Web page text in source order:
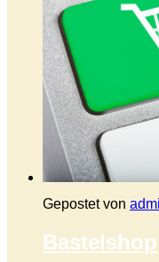
Gepostet von
Bastelshop